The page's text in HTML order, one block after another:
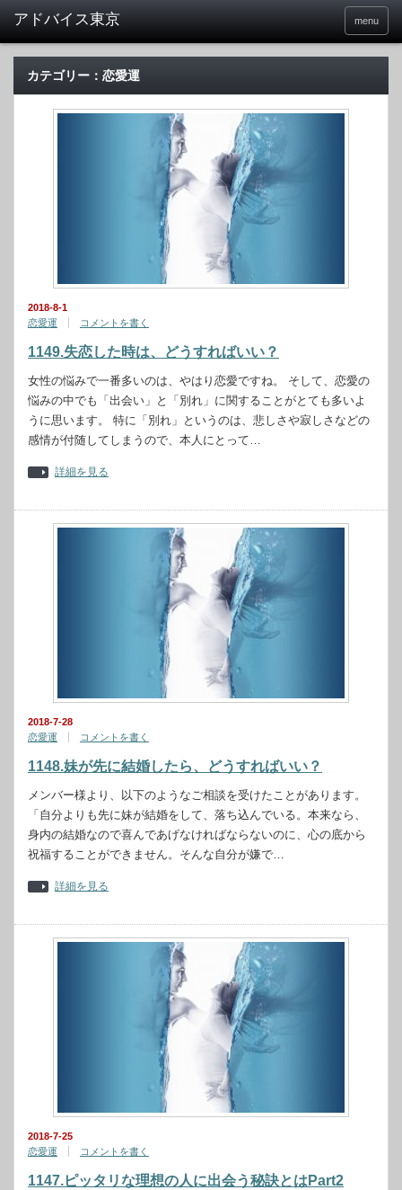
menu
カテゴリー：恋愛運
2018-8-1
恋愛運
コメントを書く
1149.失恋した時は、どうすればいい？
女性の悩みで一番多いのは、やはり恋愛ですね。 そして、恋愛の
悩みの中でも「出会い」と「別れ」に関することがとても多いよ
うに思います。 特に「別れ」というのは、悲しさや寂しさなどの
感情が付随してしまうので、本人にとって…
詳細を見る
2018-7-28
恋愛運
コメントを書く
1148.妹が先に結婚したら、どうすればいい？
メンバー様より、以下のようなご相談を受けたことがあります。
「自分よりも先に妹が結婚をして、落ち込んでいる。本来なら、
身内の結婚なので喜んであげなければならないのに、心の底から
祝福することができません。そんな自分が嫌で…
詳細を見る
2018-7-25
恋愛運
コメントを書く
1147.ピッタリな理想の人に出会う秘訣とはPart2